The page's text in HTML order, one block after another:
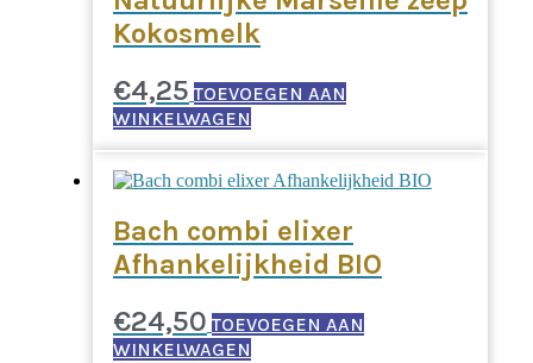
Kokosmelk
€4,25 TOEVOEGEN AAN
WINKELWAGEN
Bach combi elixer
Afhankelijkheid BIO
€24,50 TOEVOEGEN AAN
WINKELWAGEN